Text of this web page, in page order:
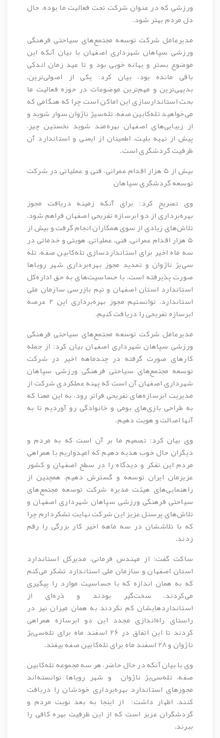
ورزشی که در عنوان شرکت تحت فعالیت ما بوده، حال
دل مردم بهتر شود.
مدیرعامل شرکت توسعه مجتمع‌های سیاحتی فرهنگی
ورزشی سپاهان شهرداری اصفهان با بیان آنکه این
موضوع بستر و بهانه خوبی بود و تا عید زمان اندکی
باقی مانده بود، بیان کرد: یکی از اصولی‌ترین،
بدیهی‌ترین و مهم‌ترین موضوعات در حوزه فعالیت ما
بحث استاندارسازی این اماکن است چرا که هنگامی که
می‌خواهید تله‌کابین صفه، تله‌سیژ ناژوان سوار شوید و
از زیبایی‌های اصفهان بهره‌مند شوید نخستین چیز،
پیش از تهیه بلیت، اطمینان از ایمنی و استاندارد آن
ظرفیت گردشگری است.
بیش از 5 هزار اقدام عمرانی، فنی و عملیاتی در شرکت
توسعه گردشگری سپاهان
وی تصریح کرد: برای آنکه زمینه دریافت مجوز
بهره‌برداری از دو ابرسازه تفریحی اصفهان فراهم شود،
تلاش‌های زیادی از سوی همکاران انجام گرفت و بیش از
5 هزار اقدام عمرانی، فنی، عملیاتی، هویتی و خدماتی در
سه ماه اخیر برای استانداردسازی تله‌کابین صفه، تله
سی‌یژ ناژوان و تمدید مجوز بهره‌برداری شهر رویاها
صورت پذیرفته است. با حساسیت‌های به حق اداره‌کل
استاندارد استان اصفهان و تیم بازرسی سازمان ملی
استاندارد، توانستیم مجوز بهره‌برداری این 2 عرصه
ابرسازه تفریحی را دریافت کنیم.
مدیرعامل شرکت توسعه مجتمع‌های سیاحتی فرهنگی
ورزشی سپاهان شهرداری اصفهان بیان کرد: از جمله
کارهای صورت گرفته در چندماهه اخیر در شرکت
توسعه مجتمع‌های سیاحتی فرهنگی ورزشی سپاهان
شهرداری اصفهان آن است که پهنه عملکردی شرکت از
مدیریت ابرسازه‌های تفریحی فراتر رود، به این معنا که
به طراحی بازی‌های بومی و خانوادگی رو آوردیم تا به
آنها اصالت و هویت دهیم.
وی بیان کرد: تصمیم ما بر آن است که به مردم و
دیگران حال خوب هدیه دهیم که امیدواریم با همراهی
مردم این تفکر و دیدگاه را در سطح اصفهان و کشور
عزیزمان ایران توسعه و گسترش دهیم، همچنین از
راهنمایی‌های هیئت مدیره شرکت توسعه مجتمع‌های
سیاحتی فرهنگی ورزشی سپاهان شهرداری اصفهان و
تلاش‌‌های پرسنل عزیز این شرکت نهایت تشکردارم چرا
که با تلاششان در سه ماهه اخیر کار بزرگی را رقم
زدند.
ساکت گفت: از مهندس فرمانی، مدیرکل استاندارد
استان اصفهان و سازمان ملی استاندارد تشکر می‌کنم
که به همان اندازه که با حساسیت موارد را پیگیری
می‌کردند، سخت‌گیر بودند و ذره‌ای از
استانداردهایشان کم نکردند به همان میزان نیز در
راستای راه‌اندازی مجدد این دو ابرسازه همراهی
کردند تا این اتفاق در 26 اسفند ماه برای تله‌سی‌یژ
ناژوان و 28 اسفند ماه برای تله‌کابین صفه بیفتد.
وی با بیان آنکه در حال حاضر، هر سه مجموعه تله‌کابین
صفه، تله‌سی‌یژ ناژوان و شهر رویاها توانسته‌اند
مجوزهای استاندارد بهره‌برداری خودشان را دریافت
کنند، اظهار داشت: از اینجا به بعد نوبت مردم و
گردشگران عزیز است که از این ظرفیت بهره کافی را
ببرند.